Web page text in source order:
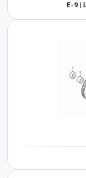
E-9 |